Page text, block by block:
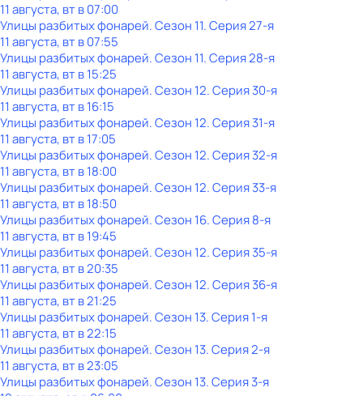
11 августа, вт в 07:00
Улицы разбитых фонарей. Сезон 11. Серия 27-я
11 августа, вт в 07:55
Улицы разбитых фонарей. Сезон 11. Серия 28-я
11 августа, вт в 15:25
Улицы разбитых фонарей. Сезон 12. Серия 30-я
11 августа, вт в 16:15
Улицы разбитых фонарей. Сезон 12. Серия 31-я
11 августа, вт в 17:05
Улицы разбитых фонарей. Сезон 12. Серия 32-я
11 августа, вт в 18:00
Улицы разбитых фонарей. Сезон 12. Серия 33-я
11 августа, вт в 18:50
Улицы разбитых фонарей. Сезон 16. Серия 8-я
11 августа, вт в 19:45
Улицы разбитых фонарей. Сезон 12. Серия 35-я
11 августа, вт в 20:35
Улицы разбитых фонарей. Сезон 12. Серия 36-я
11 августа, вт в 21:25
Улицы разбитых фонарей. Сезон 13. Серия 1-я
11 августа, вт в 22:15
Улицы разбитых фонарей. Сезон 13. Серия 2-я
11 августа, вт в 23:05
Улицы разбитых фонарей. Сезон 13. Серия 3-я